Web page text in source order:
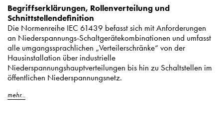
Begriffserklärungen, Rollenverteilung und
Schnittstellendefinition
Die Normenreihe IEC 61439 befasst sich mit Anforderungen
an Niederspannungs-Schaltgerätekombinationen und umfasst
alle umgangssprachlichen „Verteilerschränke“ von der
Hausinstallation über industrielle
Niederspannungshauptverteilungen bis hin zu Schaltstellen im
öffentlichen Niederspannungsnetz.
mehr...